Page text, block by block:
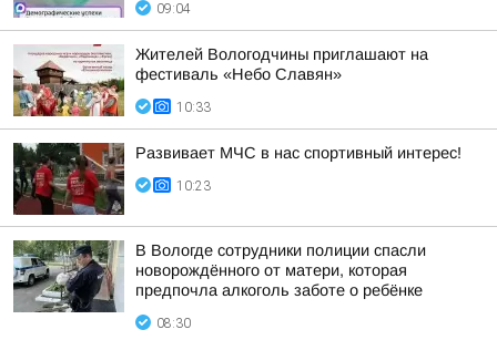
09:04
Жителей Вологодчины приглашают на
фестиваль «Небо Славян»
10:33
Развивает МЧС в нас спортивный интерес!
10:23
В Вологде сотрудники полиции спасли
новорождённого от матери, которая
предпочла алкоголь заботе о ребёнке
08:30